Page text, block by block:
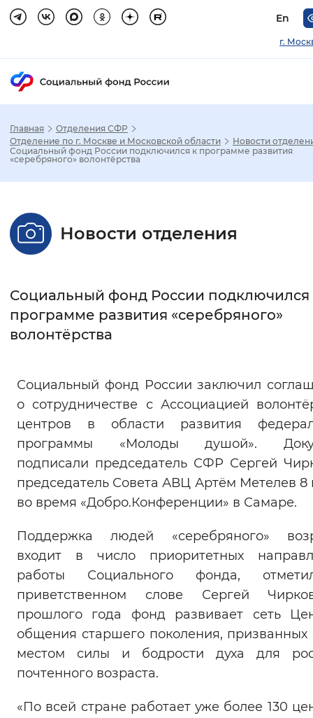
En
г.
Стандартный Увеличенный
Без засечек С засечками
Цвет сайта
Монохромный Инверсивный
Синий фон
Изображения
Звуковой ассистент
Воспроизвести Остановить
Вернуть стандартные настройки
Главная
Отделения СФР
Отделение по г. Москве и Московской области
Новости
Социальный фонд России подключился к программе развития
«серебряного» волонтёрства
Новости отделения
Социальный фонд России подключился
программе развития «серебряного»
волонтёрства
Социальный фонд России заключил
о сотрудничестве с Ассоциацией
центров в области развития
программы «Молоды душой».
подписали председатель СФР Сергей
председатель Совета АВЦ Артём Метелев
во время «Добро.Конференции» в Самаре.
Поддержка людей «серебряного»
входит в число приоритетных
работы Социального фонда,
приветственном слове Сергей
прошлого года фонд развивает сеть
общения старшего поколения, призванных
местом силы и бодрости духа для
почтенного возраста.
«По всей стране работает уже более 130